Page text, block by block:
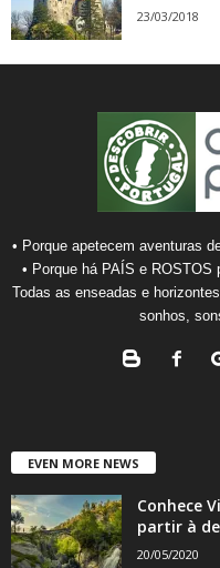
23/03/2018
• Porque apetecem aventuras
• Porque há PAÍS e ROSTOS
Todas as enseadas e
sonhos,
EVEN MORE NEWS
Conhece
partir à
20/05/2020